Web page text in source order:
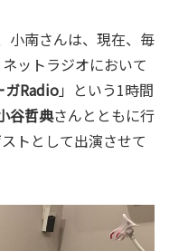
小南さんは、現在、毎
ットラジオにおいて
ガRadio」という1時間
谷哲典さんとともに行
トとして出演させて